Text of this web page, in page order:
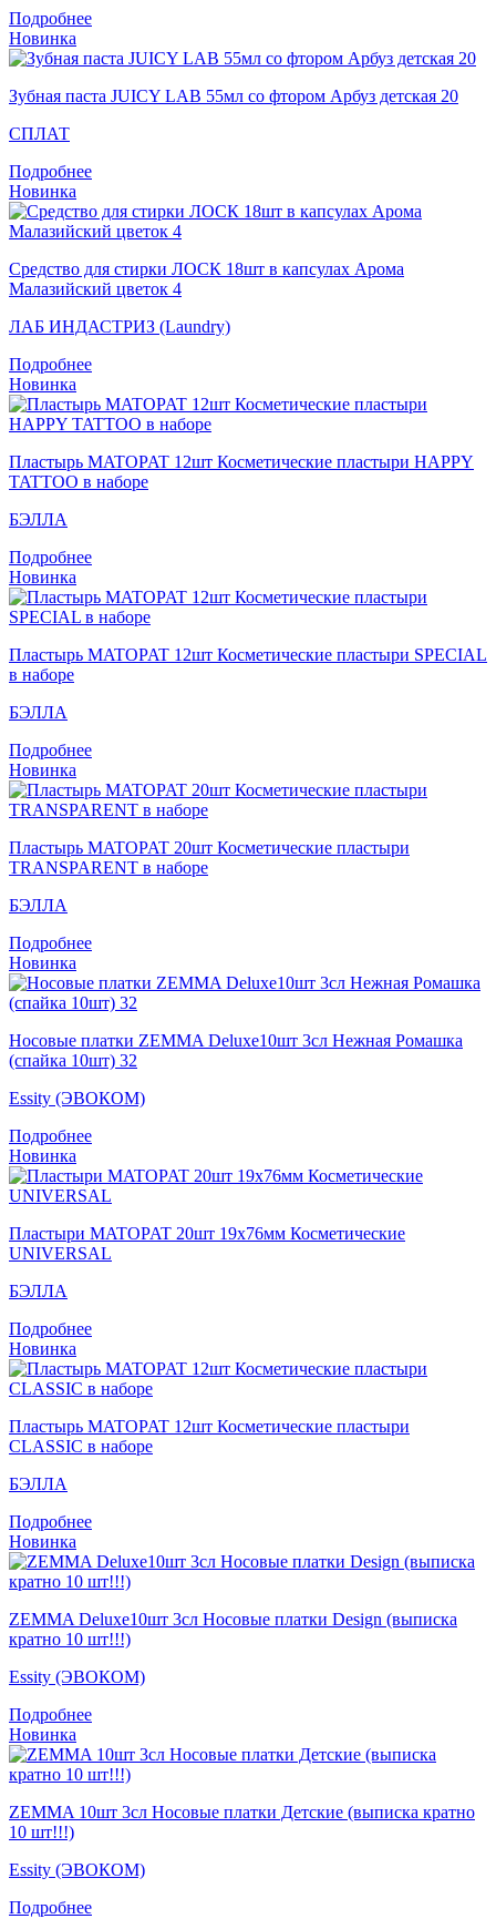
Подробнее
Новинка
Зубная паста JUICY LAB 55мл со фтором Арбуз детская 20
СПЛАТ
Подробнее
Новинка
Средство для стирки ЛОСК 18шт в капсулах Арома
Малазийский цветок 4
ЛАБ ИНДАСТРИЗ (Laundry)
Подробнее
Новинка
Пластырь MATOPAT 12шт Косметические пластыри HAPPY
TATTOO в наборе
БЭЛЛА
Подробнее
Новинка
Пластырь MATOPAT 12шт Косметические пластыри SPECIAL
в наборе
БЭЛЛА
Подробнее
Новинка
Пластырь MATOPAT 20шт Косметические пластыри
TRANSPARENT в наборе
БЭЛЛА
Подробнее
Новинка
Носовые платки ZEMMA Deluxe10шт 3сл Нежная Ромашка
(спайка 10шт) 32
Essity (ЭВОКОМ)
Подробнее
Новинка
Пластыри MATOPAT 20шт 19x76мм Косметические
UNIVERSAL
БЭЛЛА
Подробнее
Новинка
Пластырь MATOPAT 12шт Косметические пластыри
CLASSIC в наборе
БЭЛЛА
Подробнее
Новинка
ZEMMA Deluxe10шт 3сл Носовые платки Design (выписка
кратно 10 шт!!!)
Essity (ЭВОКОМ)
Подробнее
Новинка
ZEMMA 10шт 3сл Носовые платки Детские (выписка кратно
10 шт!!!)
Essity (ЭВОКОМ)
Подробнее